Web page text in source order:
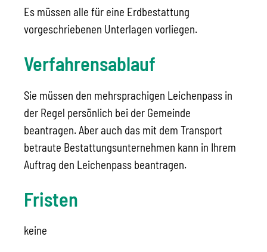
Es müssen alle für eine Erdbestattung
vorgeschriebenen Unterlagen vorliegen.
Verfahrensablauf
Sie müssen den mehrsprachigen Leichenpass in
der Regel persönlich bei der Gemeinde
beantragen. Aber auch das mit dem Transport
betraute Bestattungsunternehmen kann in Ihrem
Auftrag den Leichenpass beantragen.
Fristen
keine